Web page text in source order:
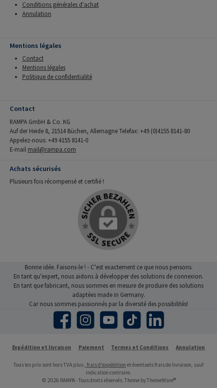
Conditions générales d'achat
Annulation
Mentions légales
Contact
Mentions légales
Politique de confidentialité
Contact
RAMPA GmbH & Co. KG
Auf der Heide 8, 21514 Büchen, Allemagne Telefax: +49 (0)4155 8141-80
Appelez-nous: +49 4155 8141-0
E-mail mail@rampa.com
Achats sécurisés
Plusieurs fois récompensé et certifié !
Bonne idée. Faisons-le ! - C'est exactement ce que nous pensons.
En tant qu'expert, nous aidons à développer des solutions de connexion.
En tant que fabricant, nous sommes en mesure de produire des solutions
adaptées made in Germany.
Car nous sommes passionnés par la diversité des possibilités!
Facebook Instagram YouTube TikTok LinkedIn
Expédition et livraison Paiement Termes et Conditions Annulation
Tous les prix sont hors TVA plus , frais d'expédition et éventuels frais de livraison, sauf
indication contraire.
© 2026 RAMPA - Tous droits réservés. Theme byThemeWare®